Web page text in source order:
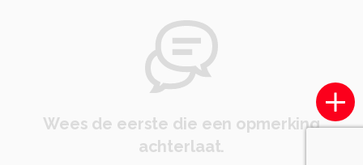
Wees de eerste die een opmerking
achterlaat.